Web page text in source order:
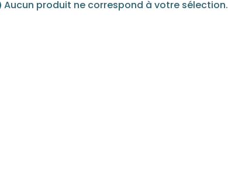
Aucun produit ne correspond à votre sélection.